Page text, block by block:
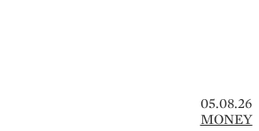
05.08.26
MONEY